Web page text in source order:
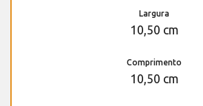
Largura
10,50 cm
Comprimento
10,50 cm